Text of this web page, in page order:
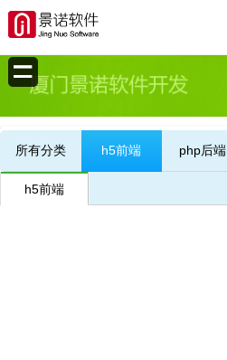
所有分类 h5前端 php后端
h5前端